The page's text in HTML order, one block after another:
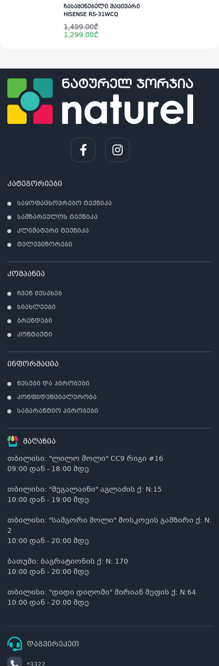
ჩასაშენებელი მაცივარი
HISENSE RS-31WCQ
1,499.00₾
Original
price
was:
1,299.00₾
Current
price
is:
კატეგორიები
საყოფაცხოვრებო ტექნიკა
სამზარეულოს ტექნიკა
კლიმატური ტექნიკა
ტელევიზორები
კომპანია
ჩვენ შესახებ
სიახლეები
ბრენდები
კონტაქტი
ინფორმაცია
წესები და პირობები
კონფიდენციალურობა
საგარანტიო პირობები
მაღაზია
თბილისი: "ლილო მოლი" CC9 რიგი #16
09:00 დან - 18:00 მდე
თბილისი: "მეგალაინი" აგლაძის ქ: N:15
10:00 დან - 19:00 მდე
თბილისი: "სამგორი მოლი" მოსკოვის გამზირი ქ: N:
2
10:00 დან - 20:00 მდე
ბათუმი: ბაგრატიონის ქ: N: 170
10:00 დან - 20:00 მდე
თბილისი: "დიდი დიღომი" მირიან მეფის ქ: N:64
10:00 დან - 20:00 მდე
დაგვირეკეთ